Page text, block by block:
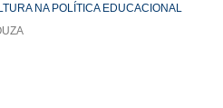
NA POLÍTICA EDUCACIONAL